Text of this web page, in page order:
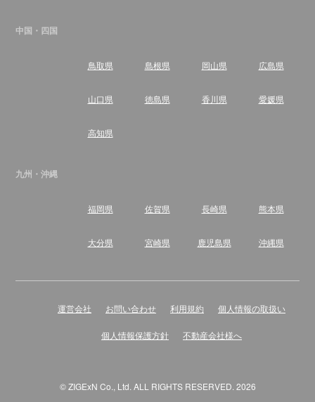
中国・四国
鳥取県 島根県 岡山県 広島県
山口県 徳島県 香川県 愛媛県
高知県
九州・沖縄
福岡県 佐賀県 長崎県 熊本県
大分県 宮崎県 鹿児島県 沖縄県
運営会社 お問い合わせ 利用規約 個人情報の取扱い
個人情報保護方針 不動産会社様へ
© ZIGExN Co., Ltd. ALL RIGHTS RESERVED. 2026